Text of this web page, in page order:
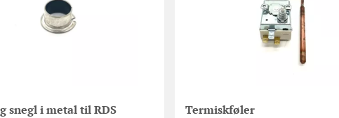
snegl i metal til RDS Termiskføler